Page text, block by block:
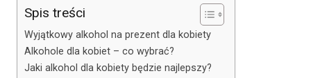
Spis treści
Wyjątkowy alkohol na prezent dla kobiety
Alkohole dla kobiet – co wybrać?
Jaki alkohol dla kobiety będzie najlepszy?